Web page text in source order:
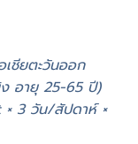
ชียตะวันออก
อายุ 25-65 ปี)
3 วัน/สัปดาห์ ×